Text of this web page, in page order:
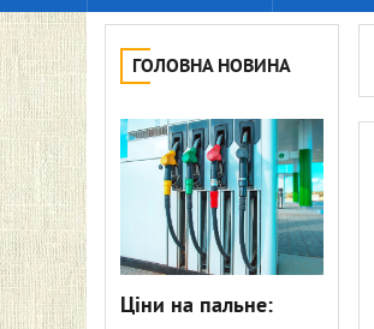
ГОЛОВНА НОВИНА
Ціни на пальне: